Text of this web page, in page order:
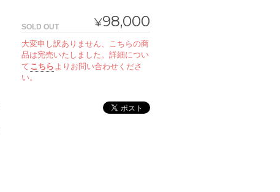
¥98,000
SOLD OUT
大変申し訳ありません、こちらの商
品は完売いたしました。詳細につい
て こちら よりお問い合わせくださ
い。